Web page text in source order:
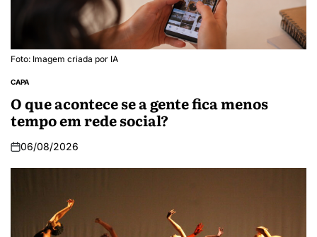
Foto: Imagem criada por IA
CAPA
O que acontece se a gente fica menos
tempo em rede social?
06/08/2026